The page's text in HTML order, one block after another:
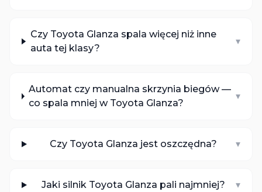
Czy Toyota Glanza spala więcej niż inne
auta tej klasy?
▾
Automat czy manualna skrzynia biegów —
co spala mniej w Toyota Glanza?
▾
Czy Toyota Glanza jest oszczędna? ▾
Jaki silnik Toyota Glanza pali najmniej? ▾